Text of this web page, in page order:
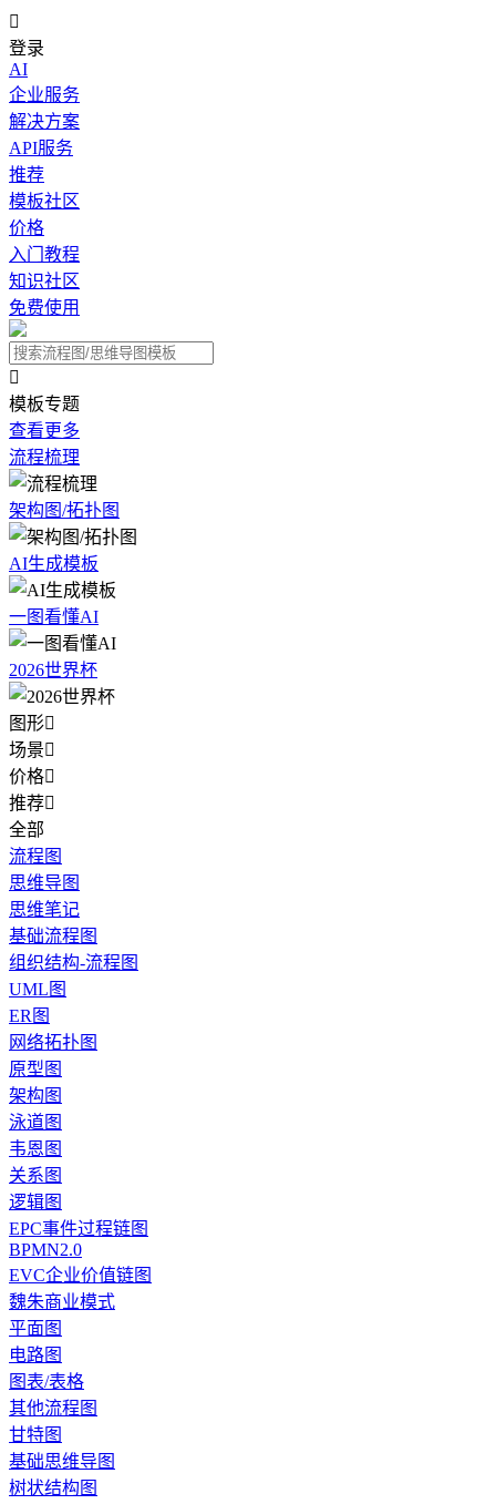

登录
AI
企业服务
解决方案
API服务
推荐
模板社区
价格
入门教程
知识社区
免费使用

模板专题
查看更多
流程梳理
架构图/拓扑图
AI生成模板
一图看懂AI
2026世界杯
图形
场景
价格
推荐
全部
流程图
思维导图
思维笔记
基础流程图
组织结构-流程图
UML图
ER图
网络拓扑图
原型图
架构图
泳道图
韦恩图
关系图
逻辑图
EPC事件过程链图
BPMN2.0
EVC企业价值链图
魏朱商业模式
平面图
电路图
图表/表格
其他流程图
甘特图
基础思维导图
树状结构图